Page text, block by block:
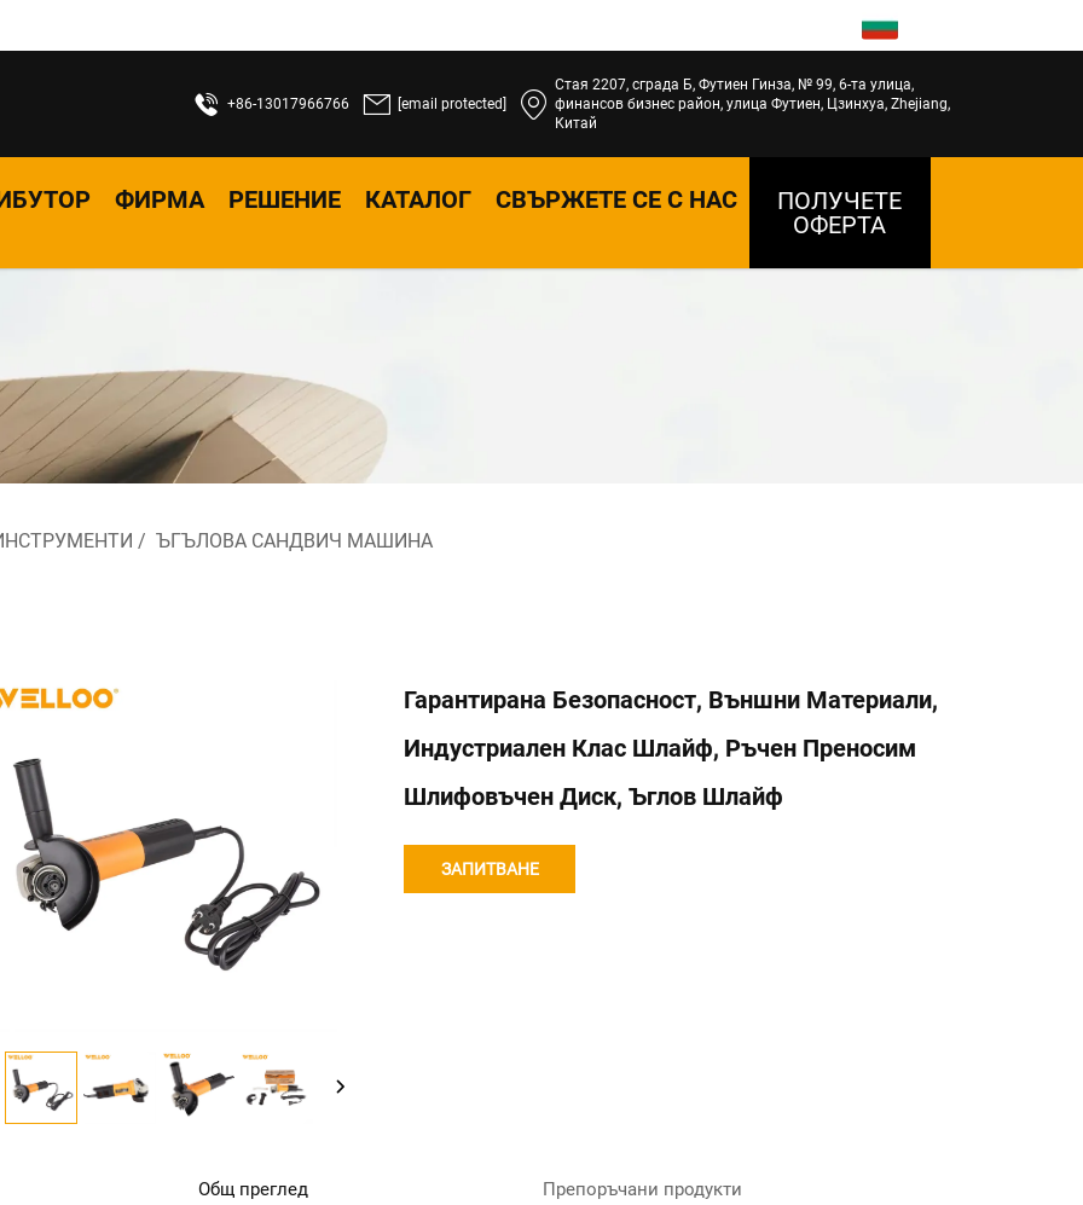
+86-13017966766 [email protected]
Стая 2207, сграда Б, Футиен Гинза, № 99, 6-та улица,
финансов бизнес район, улица Футиен, Цзинхуа, Zhejiang,
Китай
ФИРМА РЕШЕНИЕ КАТАЛОГ СВЪРЖЕТЕ СЕ С НАС
ПОЛУЧЕТЕ
ОФЕРТА
/ ЪГЪЛОВА САНДВИЧ МАШИНА
Гарантирана Безопасност, Външни Материали,
Индустриален Клас Шлайф, Ръчен Преносим
Шлифовъчен Диск, Ъглов Шлайф
ЗАПИТВАНЕ
Общ преглед Препоръчани продукти